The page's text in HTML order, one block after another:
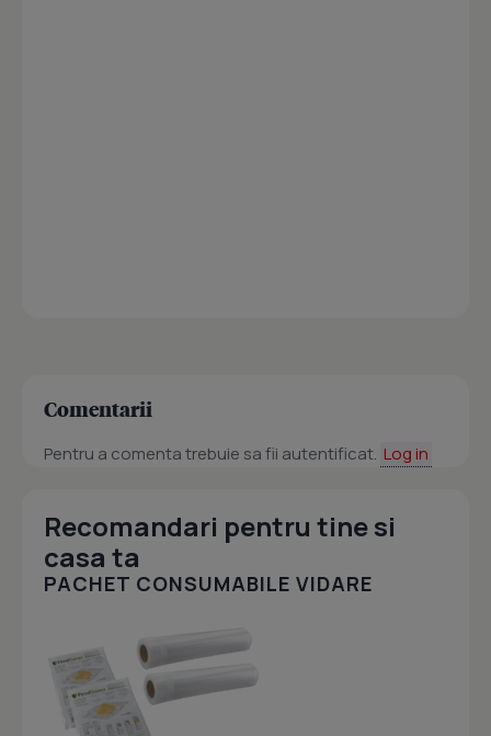
Comentarii
Pentru a comenta trebuie sa fii autentificat. Log in
Recomandari pentru tine si
casa ta
PACHET CONSUMABILE VIDARE